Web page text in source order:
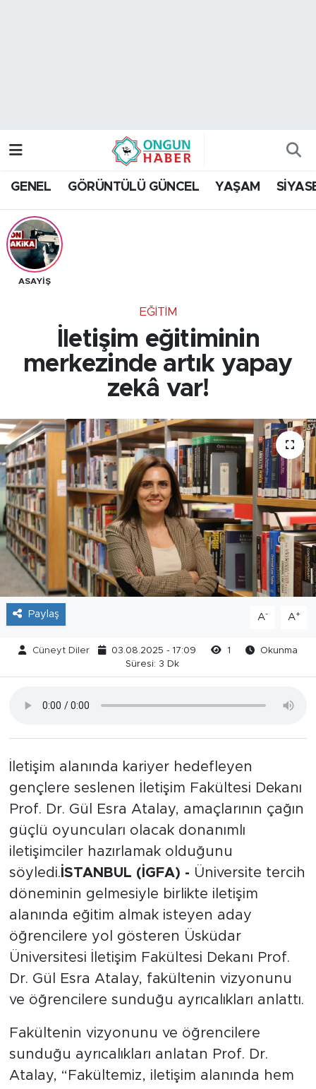
GENEL GÖRÜNTÜLÜ GÜNCEL YAŞAM
ASAYİŞ
EĞİTİM
İletişim eğitiminin
merkezinde artık yapay
zekâ var!
Paylaş A- A+
Cüneyt Diler 03.08.2025 - 17:09 1
Okunma
Süresi: 3 Dk
İletişim alanında kariyer hedefleyen
gençlere seslenen İletişim Fakültesi Dekanı
Prof. Dr. Gül Esra Atalay, amaçlarının çağın
güçlü oyuncuları olacak donanımlı
iletişimciler hazırlamak olduğunu
söyledi. İSTANBUL (İGFA) - Üniversite tercih
döneminin gelmesiyle birlikte iletişim
alanında eğitim almak isteyen aday
öğrencilere yol gösteren Üsküdar
Üniversitesi İletişim Fakültesi Dekanı Prof.
Dr. Gül Esra Atalay, fakültenin vizyonunu
ve öğrencilere sunduğu ayrıcalıkları anlattı.
Fakültenin vizyonunu ve öğrencilere
sunduğu ayrıcalıkları anlatan Prof. Dr.
Atalay, “Fakültemiz, iletişim alanında hem
Trafik Durumu
Tüm Manşetler
Son Dakika Haberleri